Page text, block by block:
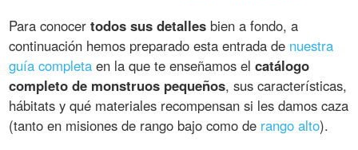
Para conocertodos sus detalles bien a fondo, a
continuación hemos preparado esta entrada de nuestra
guía completa en la que te enseñamos elcatálogo
completo de monstruos pequeños, sus características,
hábitats y qué materiales recompensan si les damos caza
(tanto en misiones de rango bajo como de rango alto).